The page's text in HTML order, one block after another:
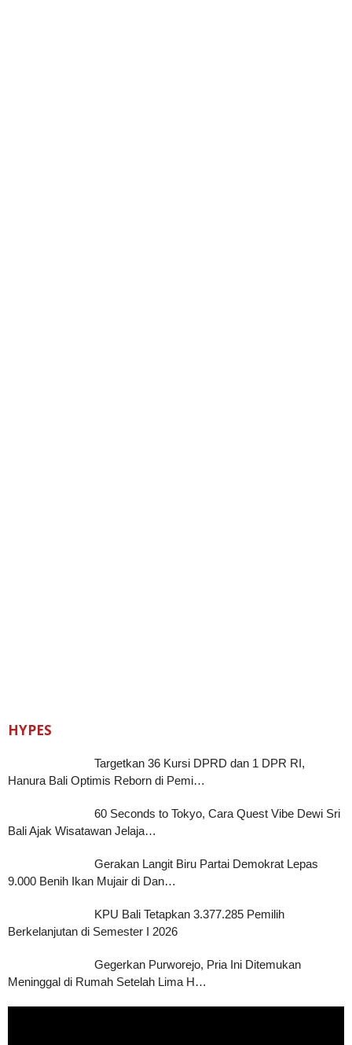
HYPES
Targetkan 36 Kursi DPRD dan 1 DPR RI,
Hanura Bali Optimis Reborn di Pemi…
60 Seconds to Tokyo, Cara Quest Vibe Dewi Sri
Bali Ajak Wisatawan Jelaja…
Gerakan Langit Biru Partai Demokrat Lepas
9.000 Benih Ikan Mujair di Dan…
KPU Bali Tetapkan 3.377.285 Pemilih
Berkelanjutan di Semester I 2026
Gegerkan Purworejo, Pria Ini Ditemukan
Meninggal di Rumah Setelah Lima H…